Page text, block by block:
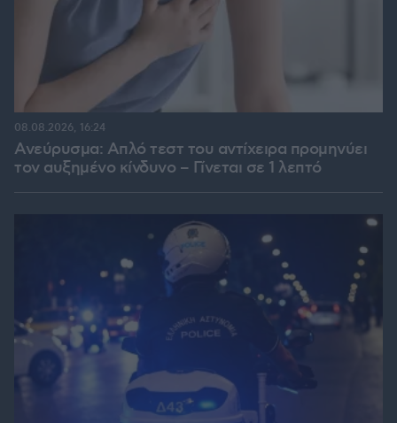
Ανεύρυσμα: Απλό τεστ του αντίχειρα προμηνύει
τον αυξημένο κίνδυνο – Γίνεται σε 1 λεπτό
08.08.2026, 16:24